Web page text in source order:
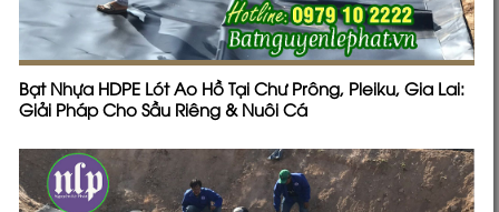
Bạt Nhựa HDPE Lót Ao Hồ Tại Chư Prông, Pleiku, Gia Lai:
Giải Pháp Cho Sầu Riêng & Nuôi Cá